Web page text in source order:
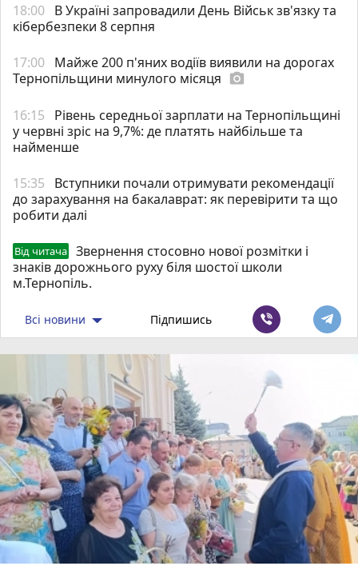
18:00 В Україні запровадили День Військ зв'язку та
кібербезпеки 8 серпня
17:00 Майже 200 п'яних водіїв виявили на дорогах
Тернопільщини минулого місяця photo_camera
16:15
Рівень середньої зарплати на Тернопільщині
у червні зріс на 9,7%: де платять найбільше та
найменше
15:35
Вступники почали отримувати рекомендації
до зарахування на бакалаврат: як перевірити та що
робити далі
Від читача
Звернення стосовно нової розмітки і
знаків дорожнього руху біля шостої школи
м.Тернопіль.
Всі новини Підпишись